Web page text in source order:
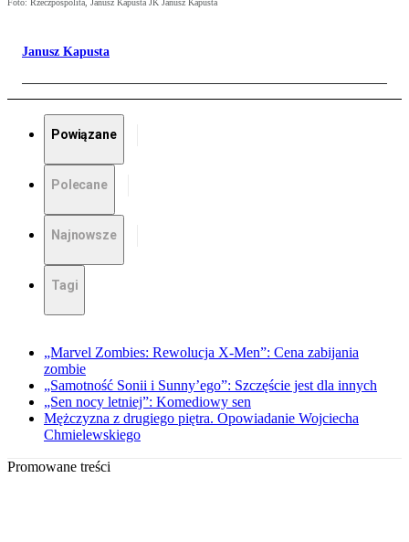
Foto: Rzeczpospolita, Janusz Kapusta JK Janusz Kapusta
Janusz Kapusta
Powiązane
Polecane
Najnowsze
Tagi
„Marvel Zombies: Rewolucja X-Men”: Cena zabijania
zombie
„Samotność Sonii i Sunny’ego”: Szczęście jest dla innych
„Sen nocy letniej”: Komediowy sen
Mężczyzna z drugiego piętra. Opowiadanie Wojciecha
Chmielewskiego
Promowane treści